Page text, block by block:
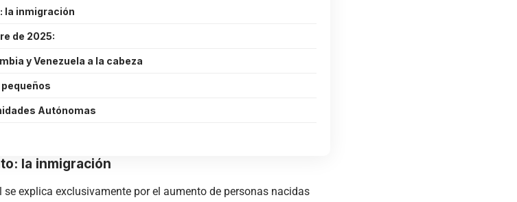
la inmigración
de 2025:
y Venezuela a la cabeza
Autónomas
la inmigración
explica exclusivamente por el aumento de personas nacidas